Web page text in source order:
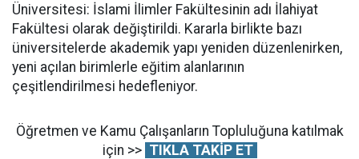
Üniversitesi: İslami İlimler Fakültesinin adı İlahiyat
Fakültesi olarak değiştirildi. Kararla birlikte bazı
üniversitelerde akademik yapı yeniden düzenlenirken,
yeni açılan birimlerle eğitim alanlarının
çeşitlendirilmesi hedefleniyor.
Öğretmen ve Kamu Çalışanların Topluluğuna katılmak
için >> TIKLA TAKİP ET